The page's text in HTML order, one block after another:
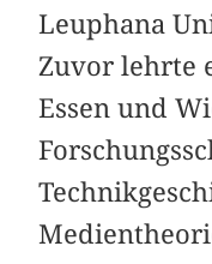
Leuphana
Zuvor lehrte
Essen und